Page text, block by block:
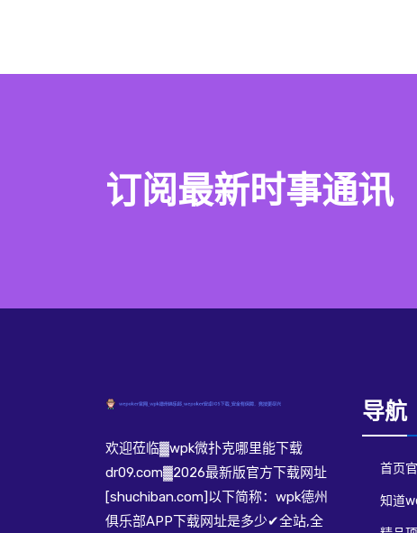
订阅最新时事通讯
欢迎莅临▓wpk微扑克哪里能下载
dr09.com▓2026最新版官方下载网址
[shuchiban.com]以下简称：wpk德州
俱乐部APP下载网址是多少✔全站,全
导航
首页
知道